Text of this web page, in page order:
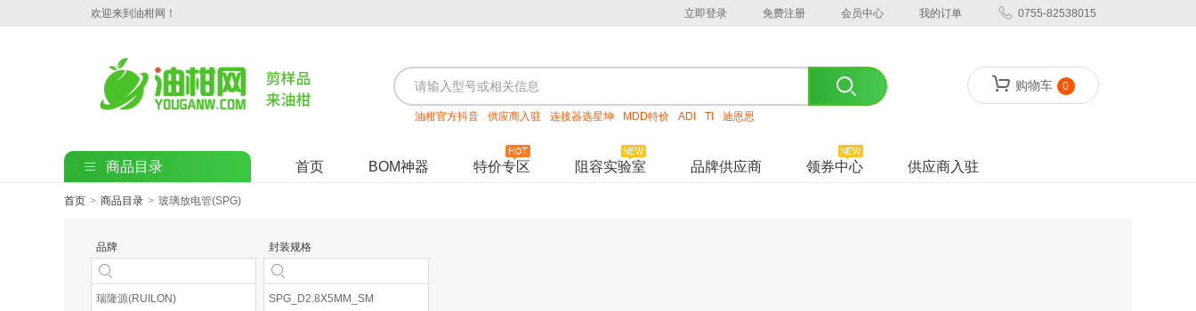
欢迎来到油柑网！ 立即登录 免费注册 会员中心 我的订单 0755-82538015
油柑官方抖音 供应商入驻 连接器选星坤 MDD特价 ADI TI 迪恩思
购物车 0
商品目录 首页 BOM神器 特价专区 阻容实验室 品牌供应商 领券中心 供应商入驻
首页 > 商品目录 > 玻璃放电管(SPG)
品牌
瑞隆源(RUILON)
封装规格
SPG_D2.8X5MM_SM